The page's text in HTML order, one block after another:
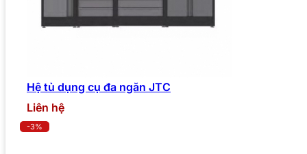
Hệ tủ dụng cụ đa ngăn JTC
Liên hệ
-3%